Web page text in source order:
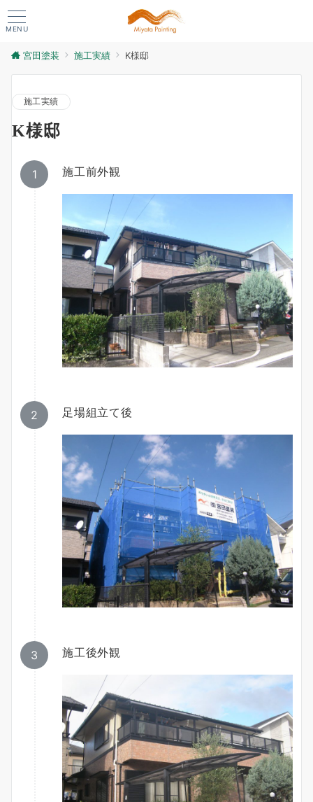
MENU
宮田塗装 施工実績 K様邸
施工実績
K様邸
施工前外観
足場組立て後
施工後外観